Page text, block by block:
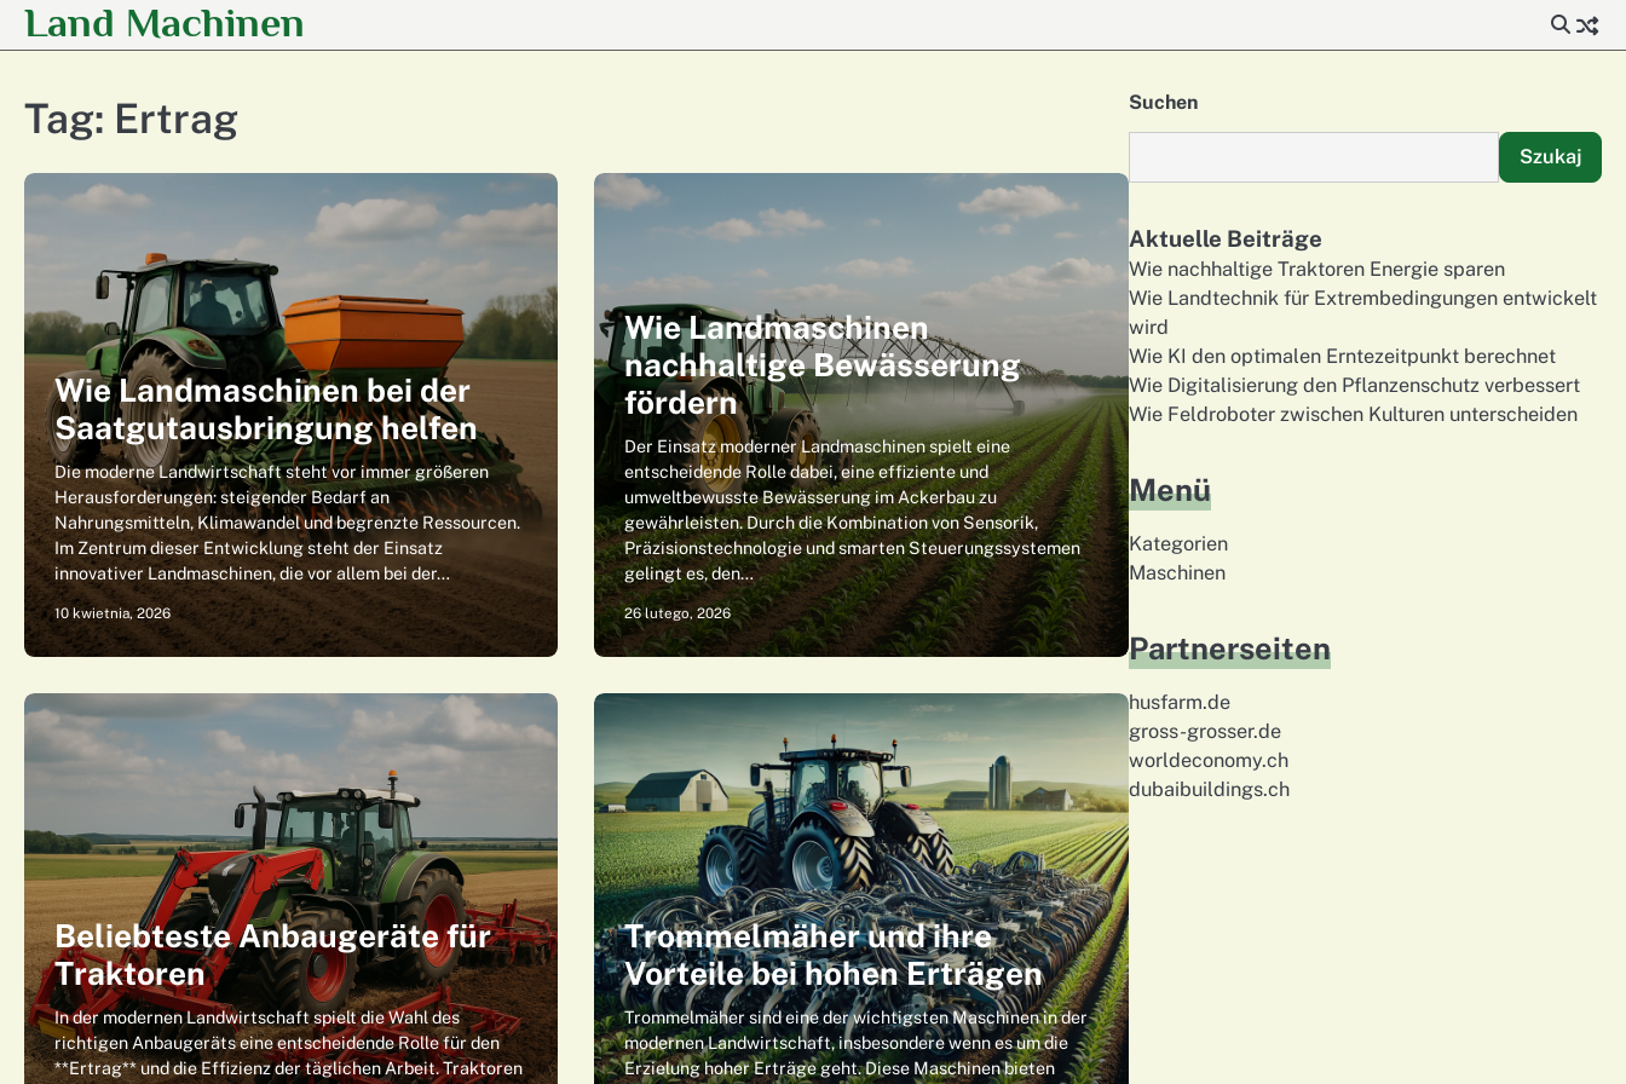
SkipLand Machinen
Tag: Ertrag
Wie Landmaschinen bei der
Saatgutausbringung helfen
Die moderne Landwirtschaft steht vor immer größeren
Herausforderungen: steigender Bedarf an
Nahrungsmitteln, Klimawandel und begrenzte Ressourcen.
Im Zentrum dieser Entwicklung steht der Einsatz
innovativer Landmaschinen, die vor allem bei der…
10 kwietnia, 2026
Wie Landmaschinen
nachhaltige Bewässerung
fördern
Der Einsatz moderner Landmaschinen spielt eine
entscheidende Rolle dabei, eine effiziente und
umweltbewusste Bewässerung im Ackerbau zu
gewährleisten. Durch die Kombination von Sensorik,
Präzisionstechnologie und smarten Steuerungssystemen
gelingt es, den…
26 lutego, 2026
Beliebteste Anbaugeräte für
Traktoren
In der modernen Landwirtschaft spielt die Wahl des
richtigen Anbaugeräts eine entscheidende Rolle für den
**Ertrag** und die Effizienz der täglichen Arbeit. Traktoren
Trommelmäher und ihre
Vorteile bei hohen Erträgen
Trommelmäher sind eine der wichtigsten Maschinen in der
modernen Landwirtschaft, insbesondere wenn es um die
Erzielung hoher Erträge geht. Diese Maschinen bieten
Suchen
Szukaj
Aktuelle Beiträge
Wie nachhaltige Traktoren Energie sparen
Wie Landtechnik für Extrembedingungen entwickelt
wird
Wie KI den optimalen Erntezeitpunkt berechnet
Wie Digitalisierung den Pflanzenschutz verbessert
Wie Feldroboter zwischen Kulturen unterscheiden
Menü
Kategorien
Maschinen
Partnerseiten
husfarm.de
gross-grosser.de
worldeconomy.ch
dubaibuildings.ch